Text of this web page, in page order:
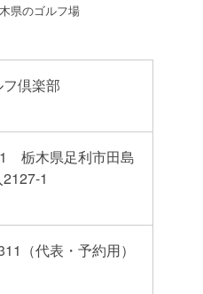
県のゴルフ場
倶楽部
栃木県足利市田島
1
（代表・予約用）